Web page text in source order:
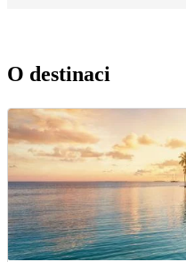
O destinaci